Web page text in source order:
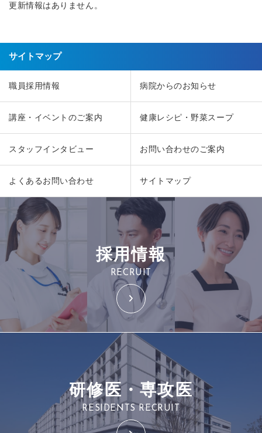
更新情報はありません。
サイトマップ
職員採用情報 病院からのお知らせ
講座・イベントのご案内 健康レシピ・野菜スープ
スタッフインタビュー お問い合わせのご案内
よくあるお問い合わせ サイトマップ
採用情報
RECRUIT
研修医・専攻医
RESIDENTS RECRUIT